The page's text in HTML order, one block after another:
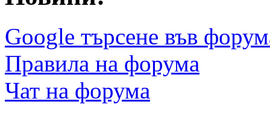
Google търсене във
Правила на форума
Чат на форума